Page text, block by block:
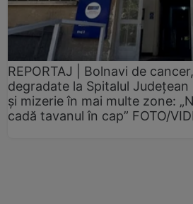
REPORTAJ | Bolnavi de
degradate la Spitalul
și mizerie în mai multe zone:
cadă tavanul în cap” FOTO/